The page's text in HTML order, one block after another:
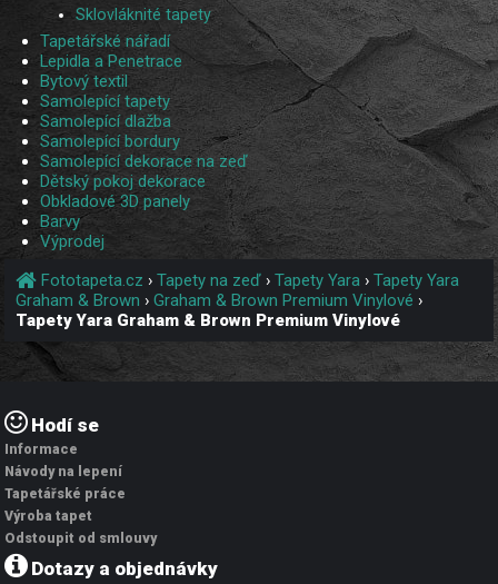
Sklovláknité tapety
Tapetářské nářadí
Lepidla a Penetrace
Bytový textil
Samolepící tapety
Samolepící dlažba
Samolepící bordury
Samolepící dekorace na zeď
Dětský pokoj dekorace
Obkladové 3D panely
Barvy
Výprodej
Fototapeta.cz ›Tapety na zeď ›Tapety Yara ›Tapety Yara
Graham & Brown ›Graham & Brown Premium Vinylové ›
Tapety Yara Graham & Brown Premium Vinylové
Hodí se
Informace
Návody na lepení
Tapetářské práce
Výroba tapet
Odstoupit od smlouvy
Dotazy a objednávky